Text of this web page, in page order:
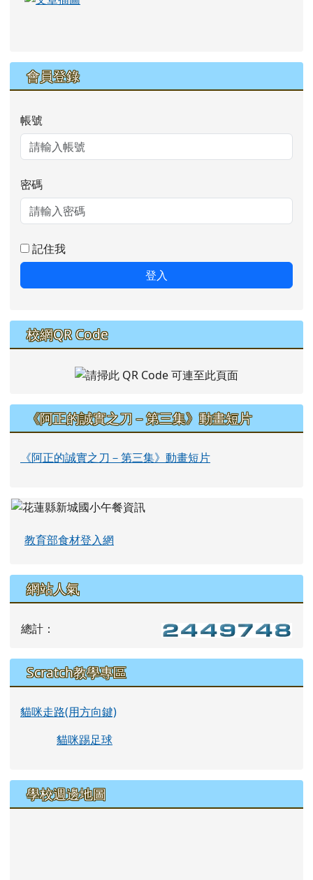
會員登錄
帳號
密碼
記住我
登入
校網QR Code
《阿正的誠實之刀－第三集》動畫短片
《阿正的誠實之刀－第三集》動畫短片
教育部食材登入網
網站人氣
總計：
Scratch教學專區
貓咪走路(用方向鍵)
貓咪踢足球
學校週邊地圖